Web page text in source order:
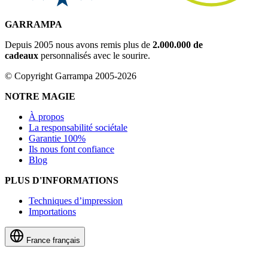
GARRAMPA
Depuis 2005 nous avons remis plus de 2.000.000 de
cadeaux personnalisés avec le sourire.
© Copyright Garrampa 2005-2026
NOTRE MAGIE
À propos
La responsabilité sociétale
Garantie 100%
Ils nous font confiance
Blog
PLUS D'INFORMATIONS
Techniques d’impression
Importations
France français